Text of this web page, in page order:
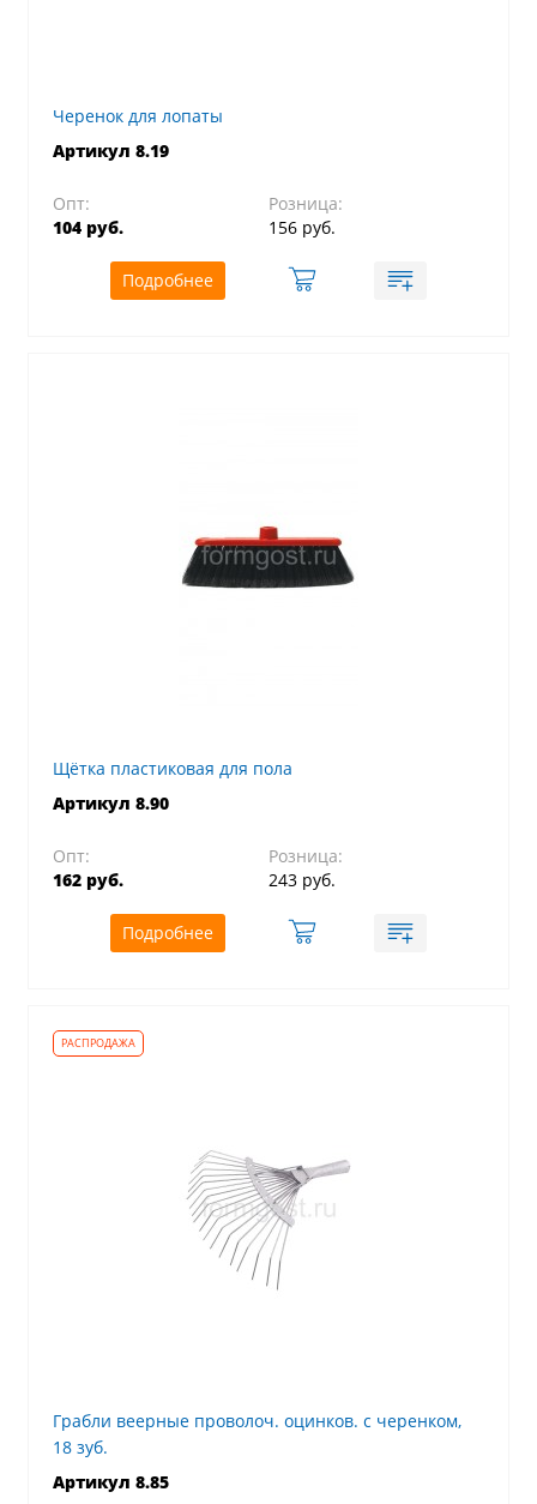
Черенок для лопаты
Артикул 8.19
Опт:
104 руб.
Розница:
156 руб.
Подробнее
Щётка пластиковая для пола
Артикул 8.90
Опт:
162 руб.
Розница:
243 руб.
Подробнее
Грабли веерные проволоч. оцинков. с черенком,
18 зуб.
Артикул 8.85